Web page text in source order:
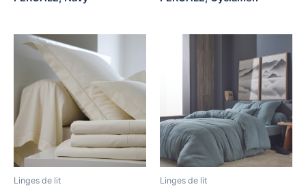
Linges de lit Linges de lit